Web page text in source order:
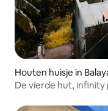
Houten huisje in
De vierde hut,